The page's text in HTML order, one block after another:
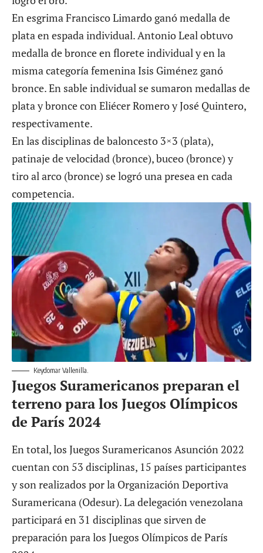
En esgrima Francisco Limardo ganó medalla de
plata en espada individual. Antonio Leal obtuvo
medalla de bronce en florete individual y en la
misma categoría femenina Isis Giménez ganó
bronce. En sable individual se sumaron medallas de
plata y bronce con Eliécer Romero y José Quintero,
respectivamente.
En las disciplinas de baloncesto 3×3 (plata),
patinaje de velocidad (bronce), buceo (bronce) y
tiro al arco (bronce) se logró una presea en cada
competencia.
Keydomar Vallenilla.
Juegos Suramericanos preparan el
terreno para los Juegos Olímpicos
de París 2024
En total, los Juegos Suramericanos Asunción 2022
cuentan con 53 disciplinas, 15 países participantes
y son realizados por la Organización Deportiva
Suramericana (Odesur). La delegación venezolana
participará en 31 disciplinas que sirven de
preparación para los Juegos Olímpicos de París